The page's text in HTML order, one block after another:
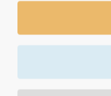
Πιστωτική/